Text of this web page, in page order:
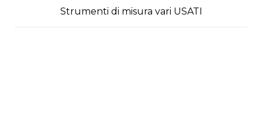
Strumenti di misura vari USATI